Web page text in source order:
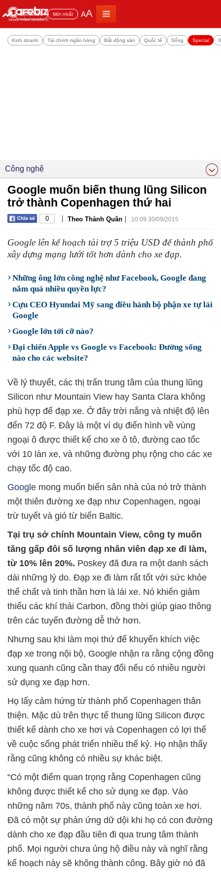
Đọc nhiều Mới nhất AA
Kinh doanh Tài chính ngân hàng Bất động sản Quốc tế Sống Special
Công nghệ
Google muốn biến thung lũng Silicon
trở thành Copenhagen thứ hai
0 | Theo Thành Quân | 10:09 30/09/2015
Google lên kế hoạch tài trợ 5 triệu USD để thành phố
xây dựng mạng lưới tốt hơn dành cho xe đạp.
Những ông lớn công nghệ như Facebook, Google đang
nắm quá nhiều quyền lực?
Cựu CEO Hyundai Mỹ sang điều hành bộ phận xe tự lái
Google
Google lớn tới cỡ nào?
Đại chiến Apple vs Google vs Facebook: Đường sống
nào cho các website?
Về lý thuyết, các thị trấn trung tâm của thung lũng
Silicon như Mountain View hay Santa Clara không
phù hợp để đạp xe. Ở đây trời nắng và nhiệt độ lên
đến 72 độ F. Đây là một ví dụ điển hình về vùng
ngoại ô được thiết kế cho xe ô tô, đường cao tốc
với 10 làn xe, và những đường phụ rộng cho các xe
chạy tốc độ cao.
Google mong muốn biến sân nhà của nó trở thành
một thiên đường xe đạp như Copenhagen, ngoại
trừ tuyết và gió từ biển Baltic.
Tại trụ sở chính Mountain View, công ty muốn
tăng gấp đôi số lượng nhân viên đạp xe đi làm,
từ 10% lên 20%. Poskey đã đưa ra một danh sách
dài những lý do. Đạp xe đi làm rất tốt với sức khỏe
thể chất và tinh thần hơn là lái xe. Nó khiến giảm
thiểu các khí thải Carbon, đồng thời giúp giao thông
trên các tuyến đường dễ thở hơn.
Nhưng sau khi làm mọi thứ để khuyến khích việc
đạp xe trong nội bộ, Google nhận ra rằng cộng đồng
xung quanh cũng cần thay đổi nếu có nhiều người
sử dụng xe đạp hơn.
Họ lấy cảm hứng từ thành phố Copenhagen thân
thiện. Mặc dù trên thực tế thung lũng Silicon được
thiết kế dành cho xe hơi và Copenhagen có lợi thế
về cuộc sống phát triển nhiều thế kỷ. Họ nhận thấy
rằng cũng không có nhiều sự khác biệt.
“Có một điểm quan trọng rằng Copenhagen cũng
không được thiết kế cho sử dụng xe đạp. Vào
những năm 70s, thành phố này cũng toàn xe hơi.
Đã có một sự phản ứng dữ dội khi họ có con đường
dành cho xe đạp đầu tiên đi qua trung tâm thành
phố. Mọi người chưa ủng hộ điều này và nghĩ rằng
kế hoạch này sẽ không thành công. Bây giờ nó đã